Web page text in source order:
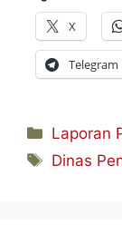
X
Telegram
Kategori
Laporan
Tag
Dinas